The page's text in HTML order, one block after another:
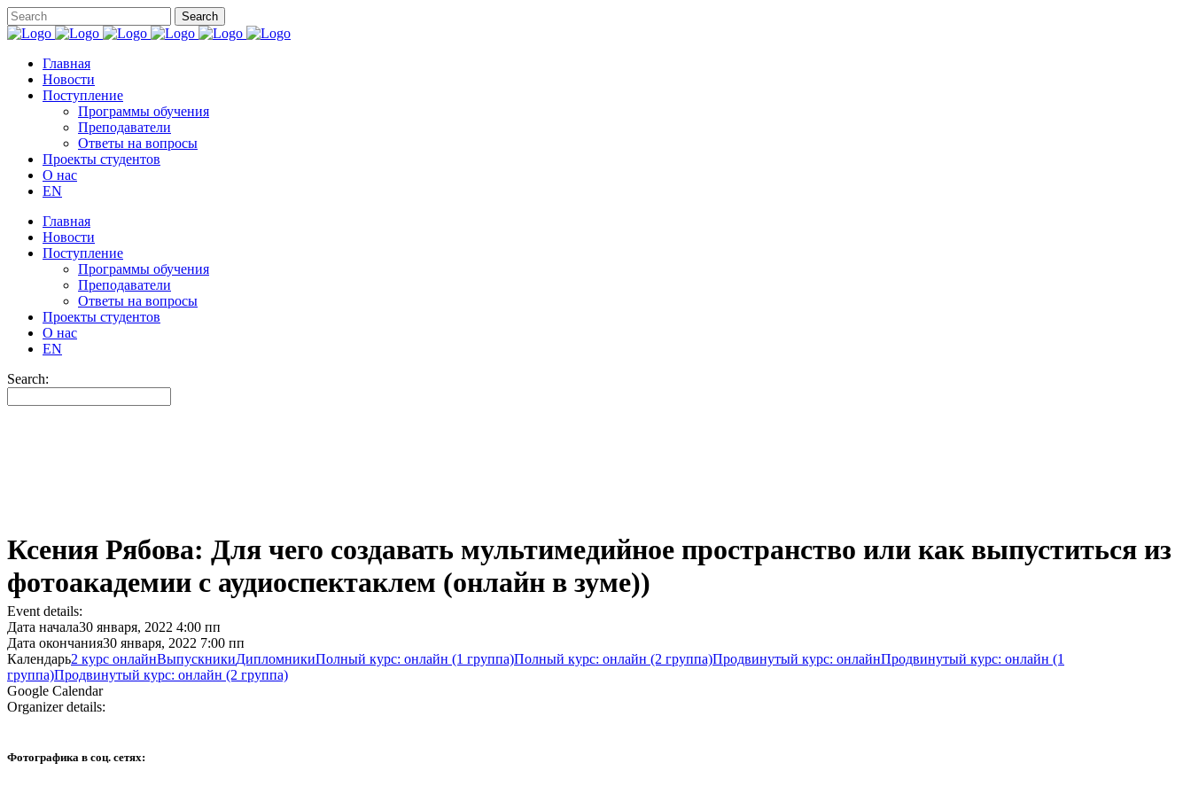
Главная
Новости
Поступление
Программы обучения
Преподаватели
Ответы на вопросы
Проекты студентов
О нас
EN
Главная
Новости
Поступление
Программы обучения
Преподаватели
Ответы на вопросы
Проекты студентов
О нас
EN
Search:
Ксения Рябова: Для чего создавать мультимедийное пространство или как выпуститься из
фотоакадемии с аудиоспектаклем (онлайн в зуме))
Event details:
Дата начала30 января, 2022 4:00 пп
Дата окончания30 января, 2022 7:00 пп
Календарь2 курс онлайнВыпускникиДипломникиПолный курс: онлайн (1 группа)Полный курс: онлайн (2 группа)Продвинутый курс: онлайнПродвинутый курс: онлайн (1
группа)Продвинутый курс: онлайн (2 группа)
Google Calendar
Organizer details:
Фотографика в соц. сетях: